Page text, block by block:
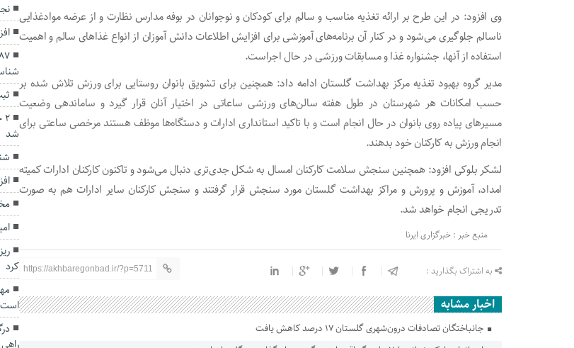
وی افزود: در این طرح بر ارائه تغذیه مناسب و سالم برای کودکان و نوجوانان در بوفه مدارس نظارت و از عرضه موادغذایی
ناسالم جلوگیری می‌شود و در کنار آن برنامه‌های آموزشی برای افزایش اطلاعات دانش آموزان از انواع غذاهای سالم و اهمیت
استفاده از آنها، جشنواره غذا و مسابقات ورزشی در حال اجراست.
مدیر گروه بهبود تغذیه مرکز بهداشت گلستان ادامه داد: همچنین برای تشویق بانوان روستایی برای ورزش تلاش شده بر
حسب امکانات هر شهرستان در طول هفته سالن‌های ورزشی ساعاتی در اختیار آنان قرار گیرد و ساماندهی وضعیت
مسیرهای پیاده روی بانوان در حال انجام است و با تاکید استانداری ادارات و دستگاه‌ها موظف هستند مرخصی ساعتی برای
انجام ورزش به کارکنان خود بدهند.
لشکر بلوکی افزود: همچنین سنجش سلامت کارکنان امسال به شکل جدی‌تری دنبال می‌شود و تاکنون کارکنان ادارات کمیته
امداد، آموزش و پرورش و مراکز بهداشت گلستان مورد سنجش قرار گرفتند و سنجش کارکنان سایر ادارات هم به صورت
تدریجی انجام خواهد شد.
منبع خبر : خبرگزاری ایرنا
به اشتراک بگذارید : https://akhbaregonbad.ir/?p=5711
اخبار مشابه
جانباختگان تصادفات درون‌شهری گلستان ۱۷ درصد کاهش یافت
افزایش
ثبت ۱۵ هزار و
شد
افزایش
کرد